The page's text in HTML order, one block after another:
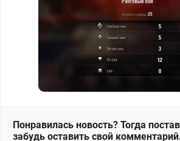
Понравилась новость? Тогда
забудь оставить свой